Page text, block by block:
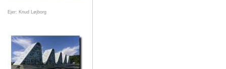
Ejer: Knud Løjborg